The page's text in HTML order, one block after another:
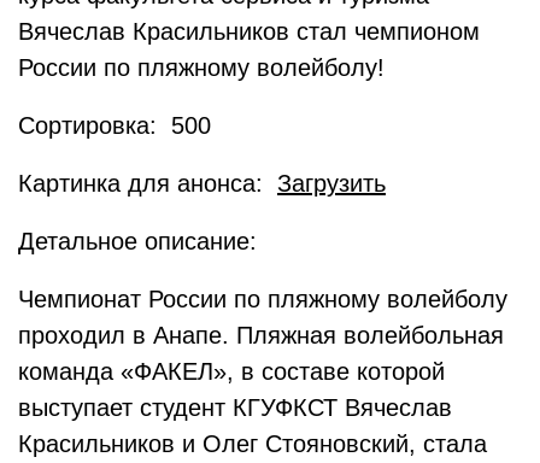
Вячеслав Красильников стал чемпионом
России по пляжному волейболу!
Сортировка: 500
Картинка для анонса: Загрузить
Детальное описание:
Чемпионат России по пляжному волейболу
проходил в Анапе. Пляжная волейбольная
команда «ФАКЕЛ», в составе которой
выступает студент КГУФКСТ Вячеслав
Красильников и Олег Стояновский, стала